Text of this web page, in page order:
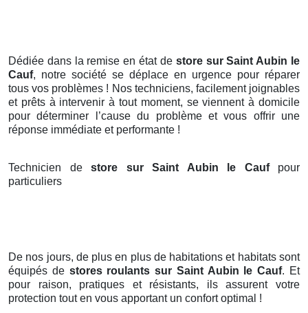
Dédiée dans la remise en état de store sur Saint Aubin le
Cauf, notre société se déplace en urgence pour réparer
tous vos problèmes ! Nos techniciens, facilement joignables
et prêts à intervenir à tout moment, se viennent à domicile
pour déterminer l’cause du problème et vous offrir une
réponse immédiate et performante !
Technicien de store sur Saint Aubin le Cauf pour
particuliers
De nos jours, de plus en plus de habitations et habitats sont
équipés de stores roulants sur Saint Aubin le Cauf. Et
pour raison, pratiques et résistants, ils assurent votre
protection tout en vous apportant un confort optimal !